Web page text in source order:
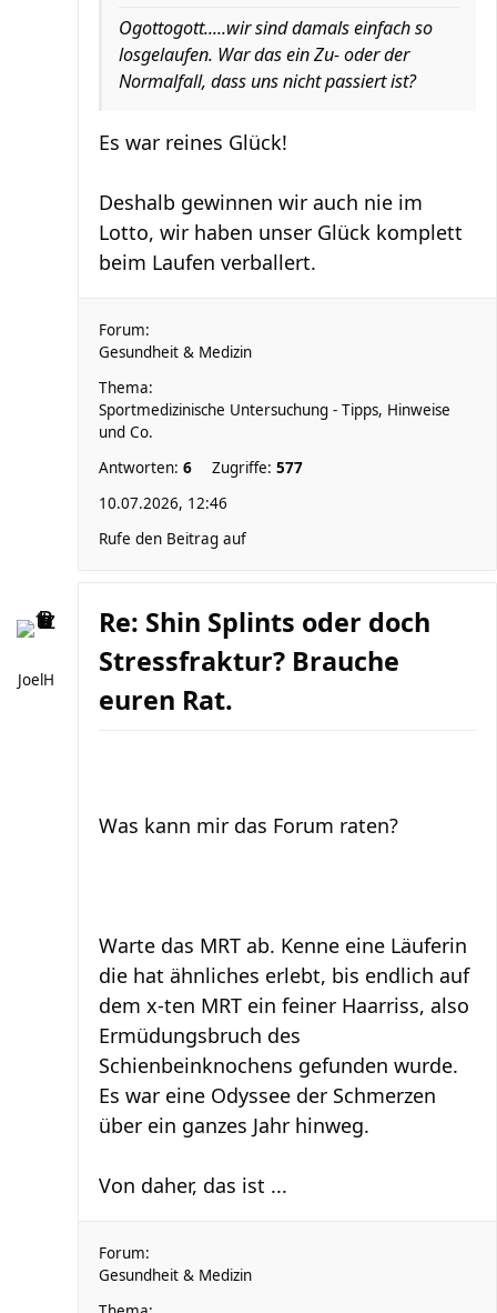
Ogottogott.....wir sind damals einfach so
losgelaufen. War das ein Zu- oder der
Normalfall, dass uns nicht passiert ist?
Es war reines Glück!
Deshalb gewinnen wir auch nie im
Lotto, wir haben unser Glück komplett
beim Laufen verballert.
Forum:
Gesundheit & Medizin
Thema:
Sportmedizinische Untersuchung - Tipps, Hinweise
und Co.
Antworten: 6 Zugriffe: 577
10.07.2026, 12:46
Rufe den Beitrag auf
JoelH
Re: Shin Splints oder doch
Stressfraktur? Brauche
euren Rat.
Was kann mir das Forum raten?
Warte das MRT ab. Kenne eine Läuferin
die hat ähnliches erlebt, bis endlich auf
dem x-ten MRT ein feiner Haarriss, also
Ermüdungsbruch des
Schienbeinknochens gefunden wurde.
Es war eine Odyssee der Schmerzen
über ein ganzes Jahr hinweg.
Von daher, das ist ...
Forum:
Gesundheit & Medizin